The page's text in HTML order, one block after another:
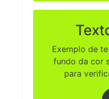
Exemplo de
fundo da cor
para